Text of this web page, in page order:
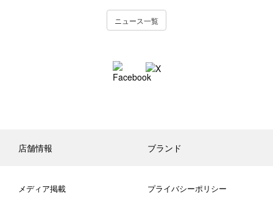
ニュース一覧
店舗情報 ブランド
メディア掲載 プライバシーポリシー